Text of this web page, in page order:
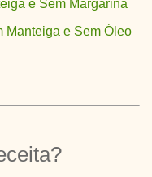
e Sem Margarina
Manteiga e Sem Óleo